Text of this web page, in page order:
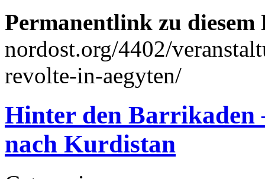
Permanentlink zu
nordost.org/4402/
revolte-in-aegyten/
Hinter den Barrikaden
nach Kurdistan